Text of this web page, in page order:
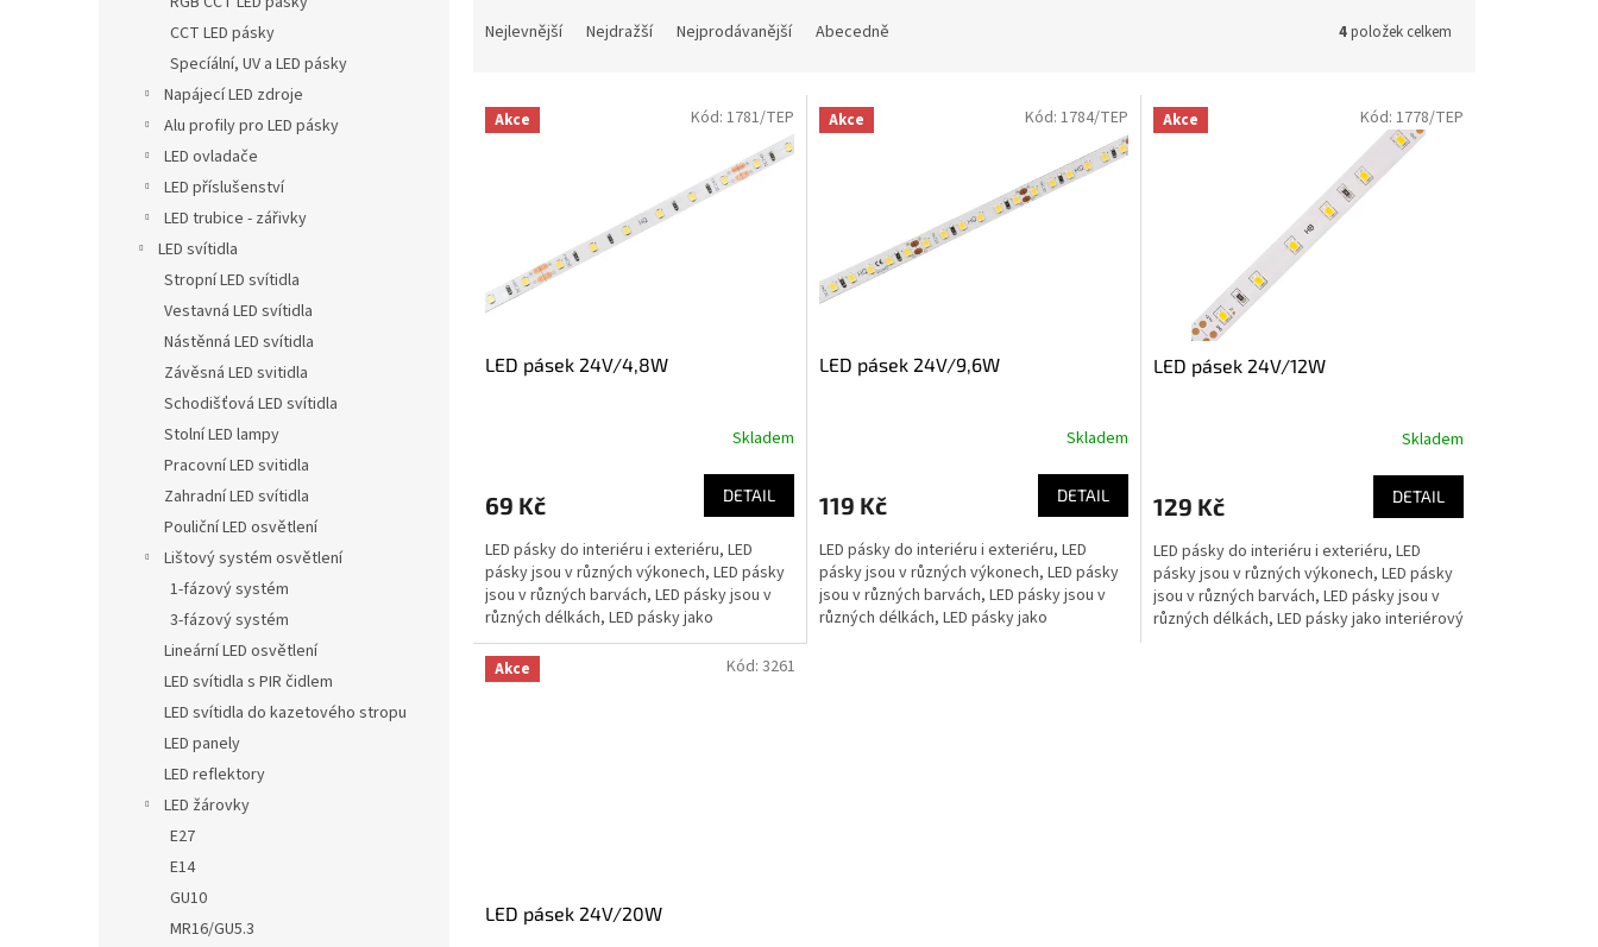
CCT LED pásky
Specíální, UV a LED pásky
Napájecí LED zdroje
Alu profily pro LED pásky
LED ovladače
LED příslušenství
LED trubice - zářivky
LED svítidla
Stropní LED svítidla
Vestavná LED svítidla
Nástěnná LED svítidla
Závěsná LED svitidla
Schodišťová LED svítidla
Stolní LED lampy
Pracovní LED svitidla
Zahradní LED svítidla
Pouliční LED osvětlení
Lištový systém osvětlení
1-fázový systém
3-fázový systém
Lineární LED osvětlení
LED svítidla s PIR čidlem
LED svítidla do kazetového stropu
LED panely
LED reflektory
LED žárovky
E27
E14
GU10
MR16/GU5.3
n
Nejlevnější Nejdražší Nejprodávanější Abecedně 4položek celkem
V Akce
LED pásek 24V/4,8W
Skladem
69 Kč DETAIL
LED pásky do interiéru i exteriéru, LED
pásky jsou v různých výkonech, LED pásky
jsou v různých barvách, LED pásky jsou v
různých délkách, LED pásky jako
interiérový doplněk,...
Kód: 1781/TEP Akce
LED pásek 24V/9,6W
Skladem
119 Kč DETAIL
LED pásky do interiéru i exteriéru, LED
pásky jsou v různých výkonech, LED pásky
jsou v různých barvách, LED pásky jsou v
různých délkách, LED pásky jako
Kód: 1784/TEP Akce
LED pásek 24V/12W
Skladem
129 Kč DETAIL
LED pásky do interiéru i exteriéru, LED
pásky jsou v různých výkonech, LED pásky
jsou v různých barvách, LED pásky jsou v
různých délkách, LED pásky jako interiérový
Kód: 1778/TEP
Akce
LED pásek 24V/20W
Kód: 3261